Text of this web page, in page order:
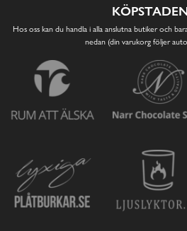
Hos oss kan du handla i alla anslutna butiker och
nedan (din varukorg följer